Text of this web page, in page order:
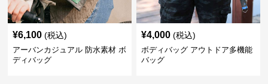
¥6,100 (税込)
アーバンカジュアル 防水素材 ボ
ディバッグ
¥4,000 (税込)
ボディバッグ アウトドア多機能
バッグ